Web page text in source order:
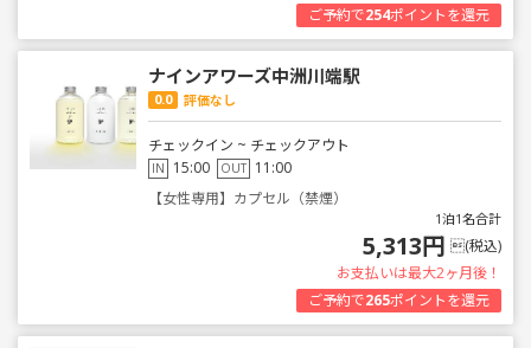
ご予約で254ポイントを還元
ナインアワーズ中洲川端駅
0.0 評価なし
チェックイン ~ チェックアウト
IN 15:00 OUT 11:00
【女性専用】カプセル（禁煙）
1泊1名合計
5,313円 (税込)
お支払いは最大2ヶ月後！
ご予約で265ポイントを還元